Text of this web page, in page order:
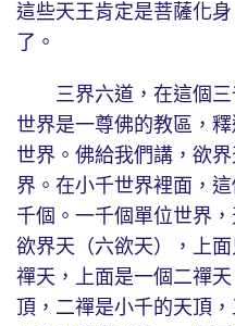
這些天王肯定是菩薩化
了。
三界六道，在這個三
世界是一尊佛的教區，
世界。佛給我們講，欲
界。在小千世界裡面，
千個。一千個單位世界
欲界天（六欲天），上
禪天，上面是一個二禪
頂，二禪是小千的天頂